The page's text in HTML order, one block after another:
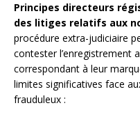
Principes directeurs
des litiges relatifs aux
procédure extra-judiciaire
contester l’enregistrement
correspondant à leur
limites significatives face
frauduleux :